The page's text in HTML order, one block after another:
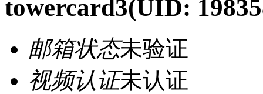
towercard3(UID:
邮箱状态未验证
视频认证未认证